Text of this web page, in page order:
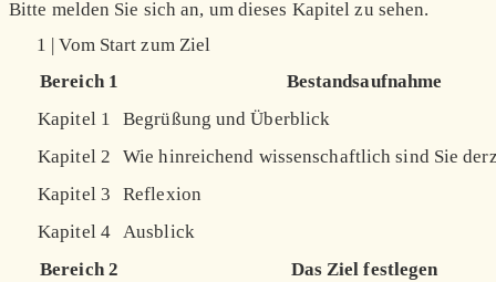
Bitte melden Sie sich an, um dieses Kapitel zu sehen.
1 | Vom Start zum Ziel
Bereich 1
Bestandsaufnahme
Kapitel 1
Begrüßung und Überblick
Kapitel 2
Wie hinreichend wissenschaftlich sind Sie
Kapitel 3
Reflexion
Kapitel 4 Ausblick
Bereich 2
Das Ziel festlegen